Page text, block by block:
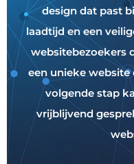
design dat past
laadtijd en een
websitebezoekers
een unieke website
volgende stap
vrijblijvend